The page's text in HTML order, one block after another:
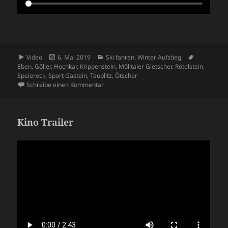
Format
Video
Veröffentlicht
am
6. Mai 2019 Kategorien
Ski fahren,Winter Aufstieg
Eben,Göller, Hochkar, Krippenstein, Mölltaler Gletscher, Rötelstein,
Speiereck,Sport Gastein,Tauplitz,Ötscher
Schreibe einen Kommentarzu Winter 2019
Kino Trailer